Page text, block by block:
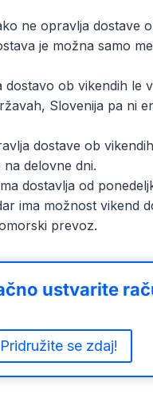
ne opravlja dostave
je možna samo
dostavo ob vikendih le v
Slovenija pa ni
dostave ob
na delovne dni.
dostavlja od
ima možnost vikend
prevoz.
ustvarite
Pridružite se zdaj!